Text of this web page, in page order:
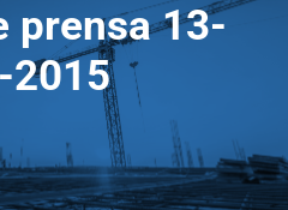
prensa 13-
2015